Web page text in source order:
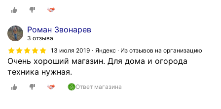
Роман Звонарев
3 отзыва
13 июля 2019
Яндекс · Из отзывов на организацию
Очень хороший магазин. Для дома и огорода
техника нужная.
Ответ магазина